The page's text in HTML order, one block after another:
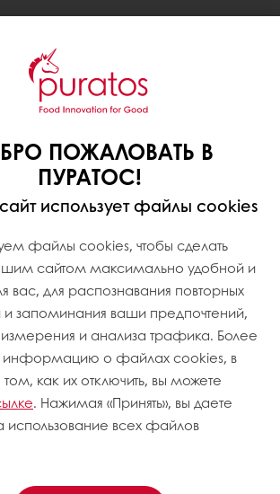
ПОЖАЛОВАТЬ В
ПУРАТОС!
использует файлы cookies
файлы cookies, чтобы сделать
сайтом максимально удобной и
вас, для распознавания повторных
запоминания ваши предпочтений,
и анализа трафика. Более
о файлах cookies, в
как их отключить, вы можете
. Нажимая «Принять», вы даете
использование всех файлов